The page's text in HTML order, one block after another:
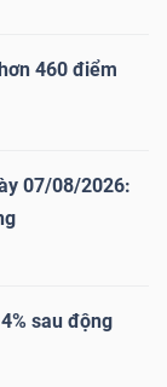
460 điểm
07/08/2026:
sau động